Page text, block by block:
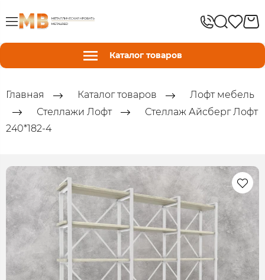
Каталог товаров
Главная Каталог товаров
Лофт мебель
Стеллажи Лофт
Стеллаж Айсберг Лофт
240*182-4